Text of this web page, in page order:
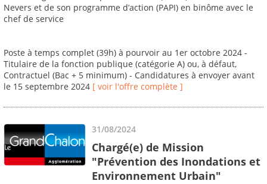
Nevers et de son programme d’action (PAPI) en binôme avec le
chef de service
Poste à temps complet (39h) à pourvoir au 1er octobre 2024 -
Titulaire de la fonction publique (catégorie A) ou, à défaut,
Contractuel (Bac + 5 minimum) - Candidatures à envoyer avant
le 15 septembre 2024 [ voir l'offre complète ]
31/08/2024
Chargé(e) de Mission
"Prévention des Inondations et
Environnement Urbain"